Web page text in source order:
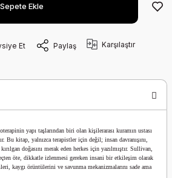
Sepete Ekle
Et Paylaş Karşılaştır
yapı taşlarından biri olan kişilerarası kuramın ustası
Bu kitap, yalnızca terapistler için değil; insan davranışını,
doğasını merak eden herkes için yazılmıştır. Sullivan,
öte, dikkatle izlenmesi gereken insani bir etkileşim olarak
kaygı örüntülerini ve savunma mekanizmalarını sade ama